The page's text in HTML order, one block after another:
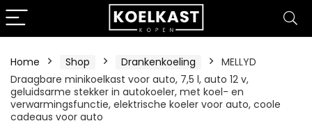
Home Shop Drankenkoeling
MELLYD
Draagbare minikoelkast voor auto, 7,5 l, auto 12 v,
geluidsarme stekker in autokoeler, met koel- en
verwarmingsfunctie, elektrische koeler voor auto, coole
cadeaus voor auto